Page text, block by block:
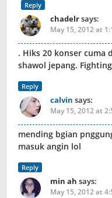
Reply
chadelrsays:
May 15, 2012 at
. Hiks 20 konser cuma
shawol jepang.
Reply
calvin says:
May 15, 2012 at
mending bgian
masuk angin lol
Reply
min ah says:
May 15, 2012 at